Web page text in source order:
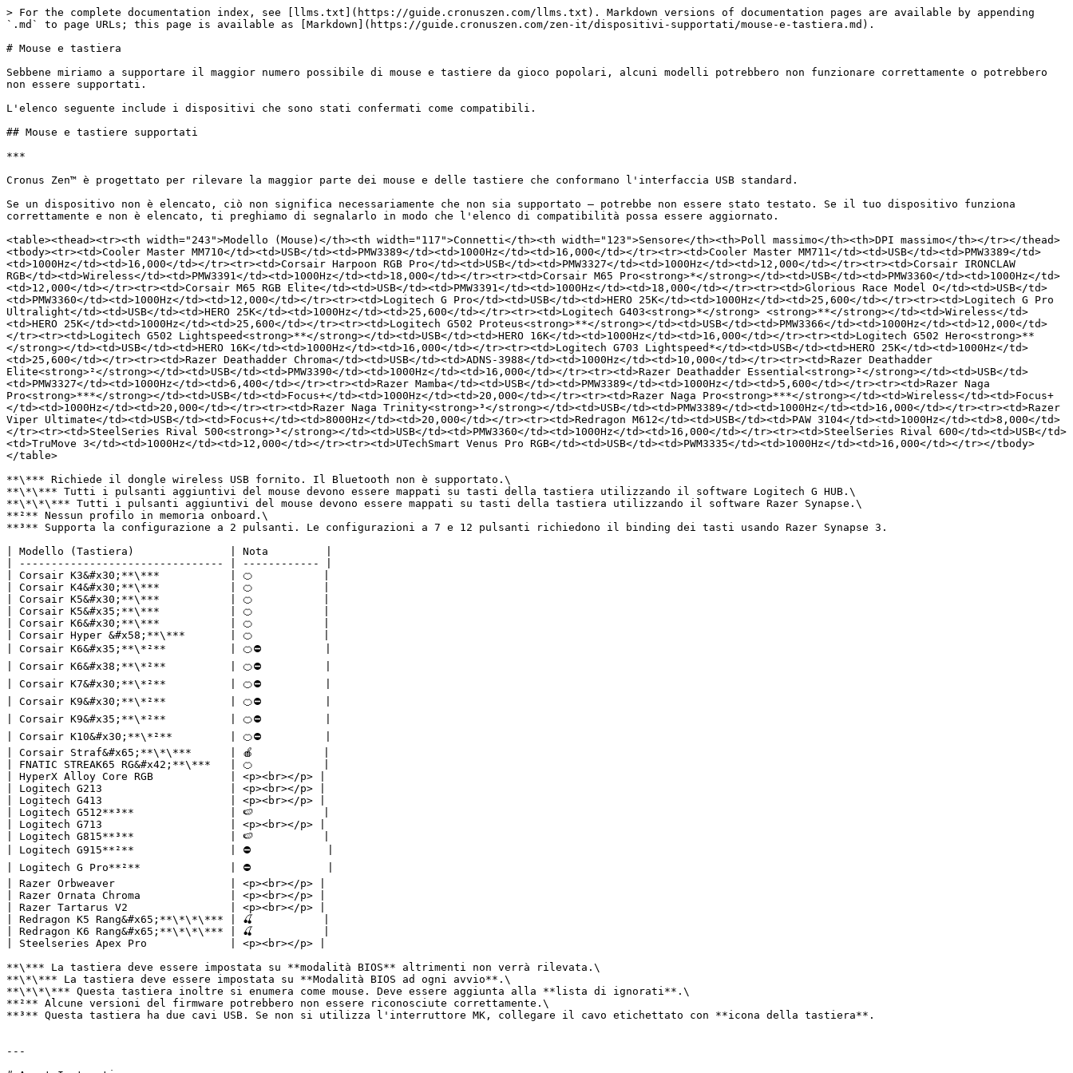
> For the complete documentation index, see [llms.txt](https://guide.cronuszen.com/llms.txt). Markdown versions of documentation pages are available by appending
`.md` to page URLs; this page is available as [Markdown](https://guide.cronuszen.com/zen-it/dispositivi-supportati/mouse-e-tastiera.md).
# Mouse e tastiera
Sebbene miriamo a supportare il maggior numero possibile di mouse e tastiere da gioco popolari, alcuni modelli potrebbero non funzionare correttamente o potrebbero
non essere supportati.
L'elenco seguente include i dispositivi che sono stati confermati come compatibili.
## Mouse e tastiere supportati
***
Cronus Zen™ è progettato per rilevare la maggior parte dei mouse e delle tastiere che conformano l'interfaccia USB standard.
Se un dispositivo non è elencato, ciò non significa necessariamente che non sia supportato — potrebbe non essere stato testato. Se il tuo dispositivo funziona
correttamente e non è elencato, ti preghiamo di segnalarlo in modo che l'elenco di compatibilità possa essere aggiornato.
<table><thead><tr><th width="243">Modello (Mouse)</th><th width="117">Connetti</th><th width="123">Sensore</th><th>Poll massimo</th><th>DPI massimo</th></tr></thead>
<tbody><tr><td>Cooler Master MM710</td><td>USB</td><td>PMW3389</td><td>1000Hz</td><td>16,000</td></tr><tr><td>Cooler Master MM711</td><td>USB</td><td>PMW3389</td>
<td>1000Hz</td><td>16,000</td></tr><tr><td>Corsair Harpoon RGB Pro</td><td>USB</td><td>PMW3327</td><td>1000Hz</td><td>12,000</td></tr><tr><td>Corsair IRONCLAW
RGB</td><td>Wireless</td><td>PMW3391</td><td>1000Hz</td><td>18,000</td></tr><tr><td>Corsair M65 Pro<strong>*</strong></td><td>USB</td><td>PMW3360</td><td>1000Hz</td>
<td>12,000</td></tr><tr><td>Corsair M65 RGB Elite</td><td>USB</td><td>PMW3391</td><td>1000Hz</td><td>18,000</td></tr><tr><td>Glorious Race Model O</td><td>USB</td>
<td>PMW3360</td><td>1000Hz</td><td>12,000</td></tr><tr><td>Logitech G Pro</td><td>USB</td><td>HERO 25K</td><td>1000Hz</td><td>25,600</td></tr><tr><td>Logitech G Pro
Ultralight</td><td>USB</td><td>HERO 25K</td><td>1000Hz</td><td>25,600</td></tr><tr><td>Logitech G403<strong>*</strong> <strong>**</strong></td><td>Wireless</td>
<td>HERO 25K</td><td>1000Hz</td><td>25,600</td></tr><tr><td>Logitech G502 Proteus<strong>**</strong></td><td>USB</td><td>PMW3366</td><td>1000Hz</td><td>12,000</td>
</tr><tr><td>Logitech G502 Lightspeed<strong>**</strong></td><td>USB</td><td>HERO 16K</td><td>1000Hz</td><td>16,000</td></tr><tr><td>Logitech G502 Hero<strong>**
</strong></td><td>USB</td><td>HERO 16K</td><td>1000Hz</td><td>16,000</td></tr><tr><td>Logitech G703 Lightspeed*</td><td>USB</td><td>HERO 25K</td><td>1000Hz</td>
<td>25,600</td></tr><tr><td>Razer Deathadder Chroma</td><td>USB</td><td>ADNS-3988</td><td>1000Hz</td><td>10,000</td></tr><tr><td>Razer Deathadder
Elite<strong>²</strong></td><td>USB</td><td>PMW3390</td><td>1000Hz</td><td>16,000</td></tr><tr><td>Razer Deathadder Essential<strong>²</strong></td><td>USB</td>
<td>PMW3327</td><td>1000Hz</td><td>6,400</td></tr><tr><td>Razer Mamba</td><td>USB</td><td>PMW3389</td><td>1000Hz</td><td>5,600</td></tr><tr><td>Razer Naga
Pro<strong>***</strong></td><td>USB</td><td>Focus+</td><td>1000Hz</td><td>20,000</td></tr><tr><td>Razer Naga Pro<strong>***</strong></td><td>Wireless</td><td>Focus+
</td><td>1000Hz</td><td>20,000</td></tr><tr><td>Razer Naga Trinity<strong>³</strong></td><td>USB</td><td>PMW3389</td><td>1000Hz</td><td>16,000</td></tr><tr><td>Razer
Viper Ultimate</td><td>USB</td><td>Focus+</td><td>8000Hz</td><td>20,000</td></tr><tr><td>Redragon M612</td><td>USB</td><td>PAW 3104</td><td>1000Hz</td><td>8,000</td>
</tr><tr><td>SteelSeries Rival 500<strong>³</strong></td><td>USB</td><td>PMW3360</td><td>1000Hz</td><td>16,000</td></tr><tr><td>SteelSeries Rival 600</td><td>USB</td>
<td>TruMove 3</td><td>1000Hz</td><td>12,000</td></tr><tr><td>UTechSmart Venus Pro RGB</td><td>USB</td><td>PWM3335</td><td>1000Hz</td><td>16,000</td></tr></tbody>
</table>
**\*** Richiede il dongle wireless USB fornito. Il Bluetooth non è supportato.\
**\*\*** Tutti i pulsanti aggiuntivi del mouse devono essere mappati su tasti della tastiera utilizzando il software Logitech G HUB.\
**\*\*\*** Tutti i pulsanti aggiuntivi del mouse devono essere mappati su tasti della tastiera utilizzando il software Razer Synapse.\
**²** Nessun profilo in memoria onboard.\
**³** Supporta la configurazione a 2 pulsanti. Le configurazioni a 7 e 12 pulsanti richiedono il binding dei tasti usando Razer Synapse 3.
| Modello (Tastiera)               | Nota         |
| -------------------------------- | ------------ |
| Corsair K3&#x30;**\***           | 🍊           |
| Corsair K4&#x30;**\***           | 🍊           |
| Corsair K5&#x30;**\***           | 🍊           |
| Corsair K5&#x35;**\***           | 🍊           |
| Corsair K6&#x30;**\***           | 🍊           |
| Corsair Hyper &#x58;**\***       | 🍊           |
| Corsair K6&#x35;**\*²**          | 🍊⛔          |
| Corsair K6&#x38;**\*²**          | 🍊⛔          |
| Corsair K7&#x30;**\*²**          | 🍊⛔          |
| Corsair K9&#x30;**\*²**          | 🍊⛔          |
| Corsair K9&#x35;**\*²**          | 🍊⛔          |
| Corsair K10&#x30;**\*²**         | 🍊⛔          |
| Corsair Straf&#x65;**\*\***      | 🍎           |
| FNATIC STREAK65 RG&#x42;**\***   | 🍊           |
| HyperX Alloy Core RGB            | <p>﻿<br></p> |
| Logitech G213                    | <p>﻿<br></p> |
| Logitech G413                    | <p>﻿<br></p> |
| Logitech G512**³**               | 🍉           |
| Logitech G713                    | <p>﻿<br></p> |
| Logitech G815**³**               | 🍉           |
| Logitech G915**²**               | ⛔            |
| Logitech G Pro**²**              | ⛔            |
| Razer Orbweaver                  | <p>﻿<br></p> |
| Razer Ornata Chroma              | <p>﻿<br></p> |
| Razer Tartarus V2                | <p>﻿<br></p> |
| Redragon K5 Rang&#x65;**\*\*\*** | 🍒           |
| Redragon K6 Rang&#x65;**\*\*\*** | 🍒           |
| Steelseries Apex Pro             | <p>﻿<br></p> |
**\*** La tastiera deve essere impostata su **modalità BIOS** altrimenti non verrà rilevata.\
**\*\*** La tastiera deve essere impostata su **Modalità BIOS ad ogni avvio**.\
**\*\*\*** Questa tastiera inoltre si enumera come mouse. Deve essere aggiunta alla **lista di ignorati**.\
**²** Alcune versioni del firmware potrebbero non essere riconosciute correttamente.\
**³** Questa tastiera ha due cavi USB. Se non si utilizza l'interruttore MK, collegare il cavo etichettato con **icona della tastiera**.
---